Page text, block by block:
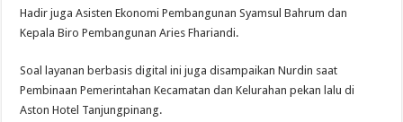
Hadir juga Asisten Ekonomi Pembangunan Syamsul Bahrum dan
Kepala Biro Pembangunan Aries Fhariandi.
Soal layanan berbasis digital ini juga disampaikan Nurdin saat
Pembinaan Pemerintahan Kecamatan dan Kelurahan pekan lalu di
Aston Hotel Tanjungpinang.